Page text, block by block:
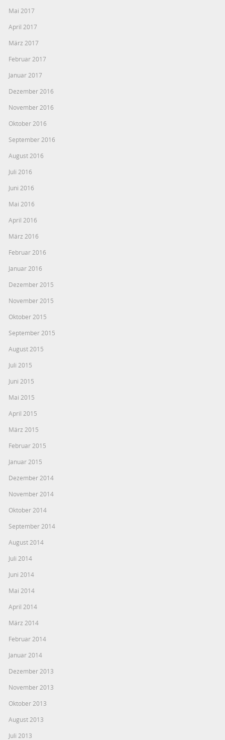
Mai 2017
April 2017
März 2017
Februar 2017
Januar 2017
Dezember 2016
November 2016
Oktober 2016
September 2016
August 2016
Juli 2016
Juni 2016
Mai 2016
April 2016
März 2016
Februar 2016
Januar 2016
Dezember 2015
November 2015
Oktober 2015
September 2015
August 2015
Juli 2015
Juni 2015
Mai 2015
April 2015
März 2015
Februar 2015
Januar 2015
Dezember 2014
November 2014
Oktober 2014
September 2014
August 2014
Juli 2014
Juni 2014
Mai 2014
April 2014
März 2014
Februar 2014
Januar 2014
Dezember 2013
November 2013
Oktober 2013
August 2013
Juli 2013